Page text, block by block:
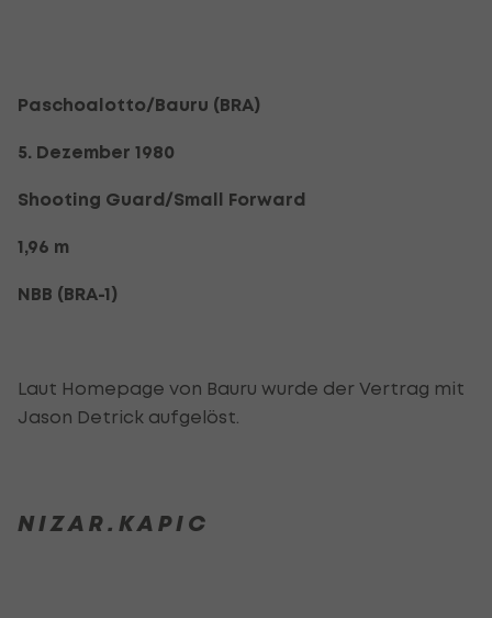
Paschoalotto/Bauru (BRA)
5. Dezember 1980
Shooting Guard/Small Forward
1,96 m
NBB (BRA-1)
Laut Homepage von Bauru wurde der Vertrag mit
Jason Detrick aufgelöst.
N I Z A R . K A P I C